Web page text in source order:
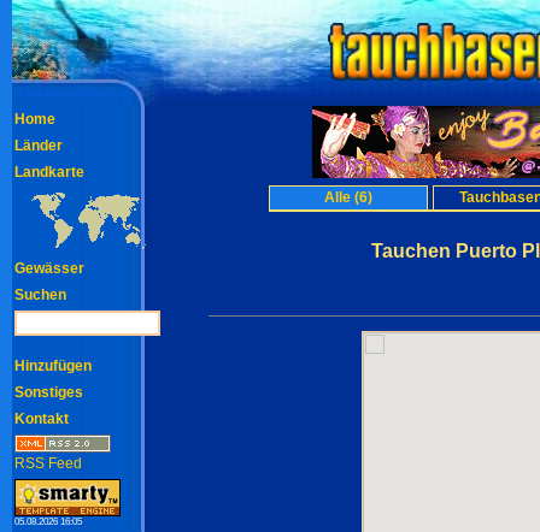
Alle (6)
Tauchen Puerto
Home
Länder
Landkarte
Gewässer
Suchen
Hinzufügen
Sonstiges
Kontakt
RSS Feed
05.08.2026 16:05